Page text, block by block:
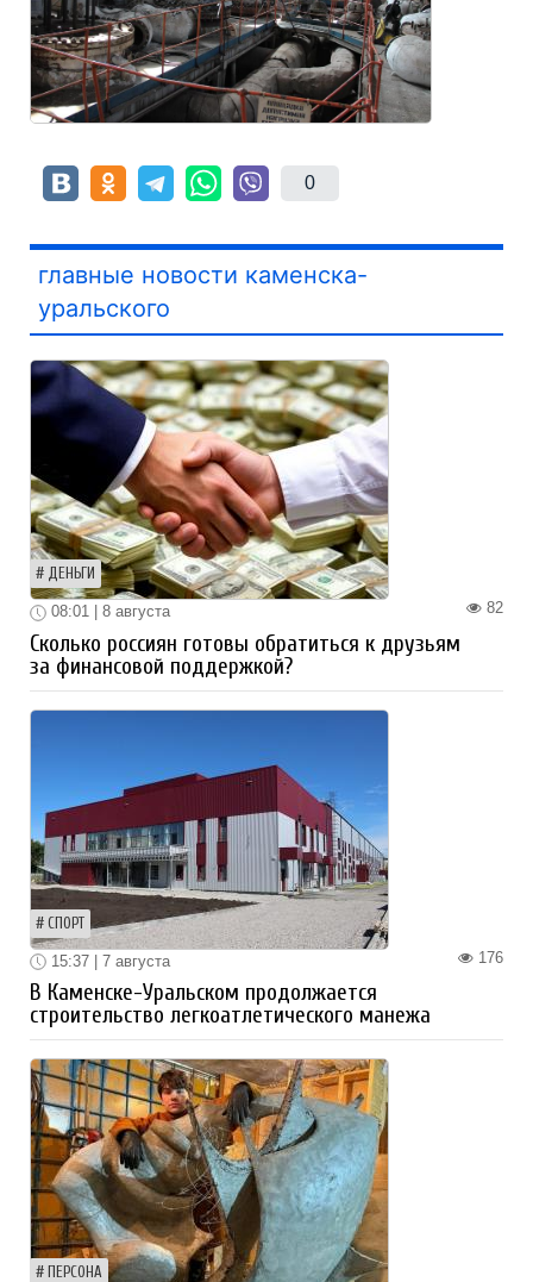
0
главные новости каменска-
уральского
ДЕНЬГИ
82
08:01 | 8 августа
Сколько россиян готовы обратиться к друзьям
за финансовой поддержкой?
СПОРТ
176
15:37 | 7 августа
В Каменске-Уральском продолжается
строительство легкоатлетического манежа
ПЕРСОНА